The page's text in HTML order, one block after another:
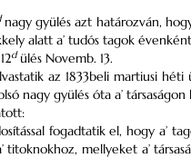
nagy gyülés azt határozván,
alatt a’ tudós tagok
dülés Novemb. 13.
az 1833beli martiusi héti
nagy gyülés óta a’
fogadtatik el, hogy a’
titoknokhoz, mellyeket a’